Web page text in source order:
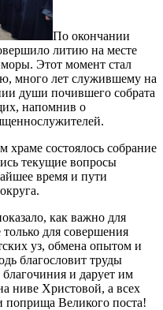
По окончании
литию на месте
Этот момент стал
много лет служившему на
души почившего собрата
напомнив о
состоялось собрание
текущие вопросы
время и пути
как важно для
для совершения
уз, обмена опытом и
благословит труды
и дарует им
ниве Христовой, а всех
поприща Великого поста!